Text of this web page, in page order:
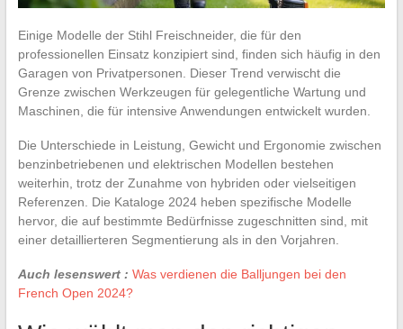
Einige Modelle der Stihl Freischneider, die für den
professionellen Einsatz konzipiert sind, finden sich häufig in den
Garagen von Privatpersonen. Dieser Trend verwischt die
Grenze zwischen Werkzeugen für gelegentliche Wartung und
Maschinen, die für intensive Anwendungen entwickelt wurden.
Die Unterschiede in Leistung, Gewicht und Ergonomie zwischen
benzinbetriebenen und elektrischen Modellen bestehen
weiterhin, trotz der Zunahme von hybriden oder vielseitigen
Referenzen. Die Kataloge 2024 heben spezifische Modelle
hervor, die auf bestimmte Bedürfnisse zugeschnitten sind, mit
einer detaillierteren Segmentierung als in den Vorjahren.
Auch lesenswert : Was verdienen die Balljungen bei den
French Open 2024?